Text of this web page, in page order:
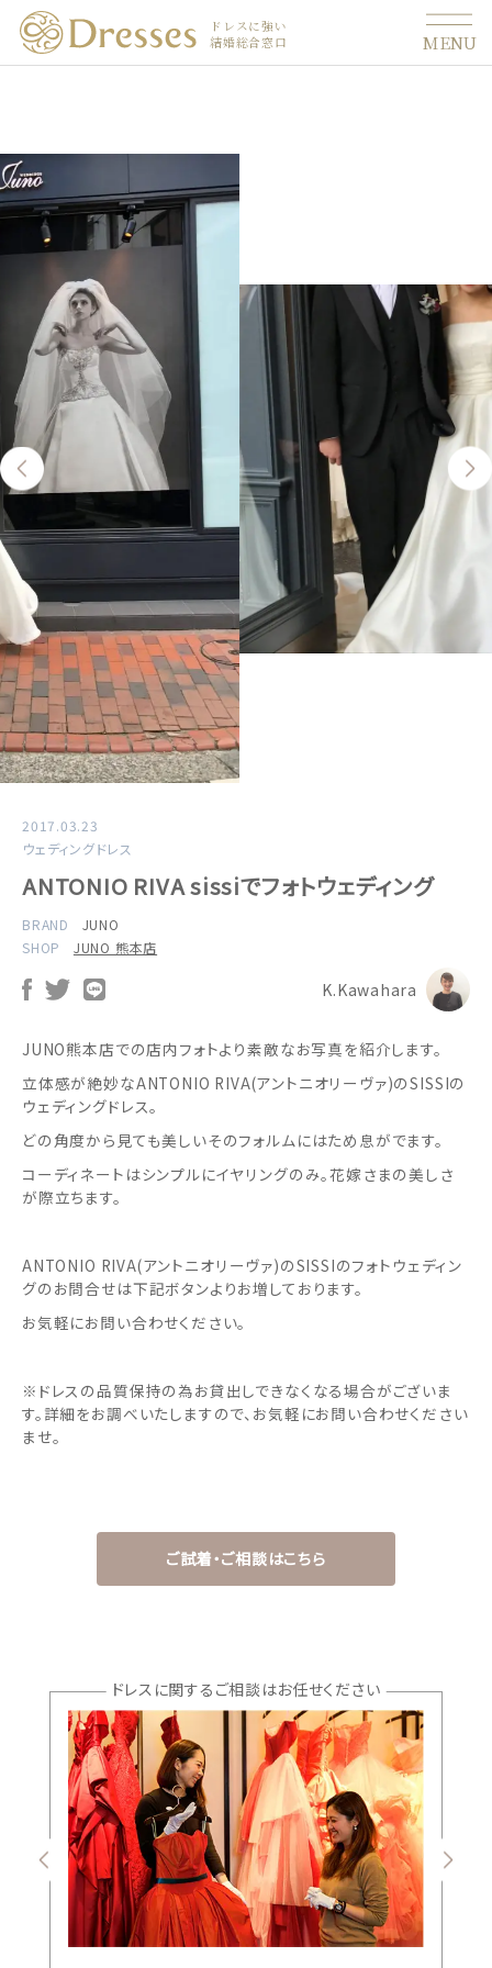
ドレスに強い
結婚総合窓口
MENU
2017.03.23
ウェディングドレス
ANTONIO RIVA sissiでフォトウェディング
BRAND
JUNO
SHOP
JUNO 熊本店
K.Kawahara
JUNO熊本店での店内フォトより素敵なお写真を紹介します。
立体感が絶妙なANTONIO RIVA(アントニオリーヴァ)のSISSIの
ウェディングドレス。
どの角度から見ても美しいそのフォルムにはため息がでます。
コーディネートはシンプルにイヤリングのみ。花嫁さまの美しさ
が際立ちます。
ANTONIO RIVA(アントニオリーヴァ)のSISSIのフォトウェディン
グのお問合せは下記ボタンよりお増しております。
お気軽にお問い合わせください。
※ドレスの品質保持の為お貸出しできなくなる場合がございま
す。詳細をお調べいたしますので、お気軽にお問い合わせください
ませ。
ご試着・ご相談はこちら
ドレスに関するご相談はお任せください